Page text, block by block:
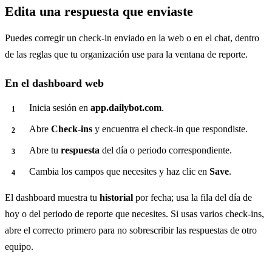
Edita una respuesta que enviaste
Puedes corregir un check-in enviado en la web o en el chat, dentro
de las reglas que tu organización use para la ventana de reporte.
En el dashboard web
Inicia sesión en app.dailybot.com.
Abre Check-ins y encuentra el check-in que respondiste.
Abre tu respuesta del día o periodo correspondiente.
Cambia los campos que necesites y haz clic en Save.
El dashboard muestra tu historial por fecha; usa la fila del día de
hoy o del periodo de reporte que necesites. Si usas varios check-ins,
abre el correcto primero para no sobrescribir las respuestas de otro
equipo.